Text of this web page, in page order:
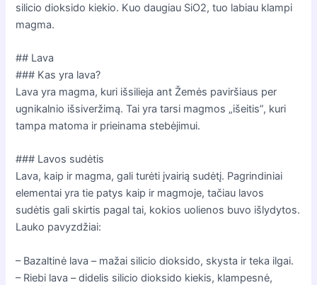
silicio dioksido kiekio. Kuo daugiau SiO2, tuo labiau klampi
magma.
## Lava
### Kas yra lava?
Lava yra magma, kuri išsilieja ant Žemės paviršiaus per
ugnikalnio išsiveržimą. Tai yra tarsi magmos „išeitis”, kuri
tampa matoma ir prieinama stebėjimui.
### Lavos sudėtis
Lava, kaip ir magma, gali turėti įvairią sudėtį. Pagrindiniai
elementai yra tie patys kaip ir magmoje, tačiau lavos
sudėtis gali skirtis pagal tai, kokios uolienos buvo išlydytos.
Lauko pavyzdžiai:
– Bazaltinė lava – mažai silicio dioksido, skysta ir teka ilgai.
– Riebi lava – didelis silicio dioksido kiekis, klampesnė,